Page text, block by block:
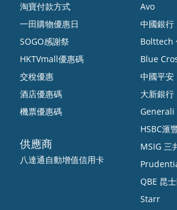
淘寶付款方式
一田購物優惠日
SOGO感謝祭
HKTVmall優惠碼
交稅優惠
酒店優惠碼
機票優惠碼
供應商
八達通自動增值信用卡
Avo
中國銀行
Bolttech
Blue
中國平安
大新銀行
Generali
HSBC滙
MSIG 三
QBE 昆
Starr